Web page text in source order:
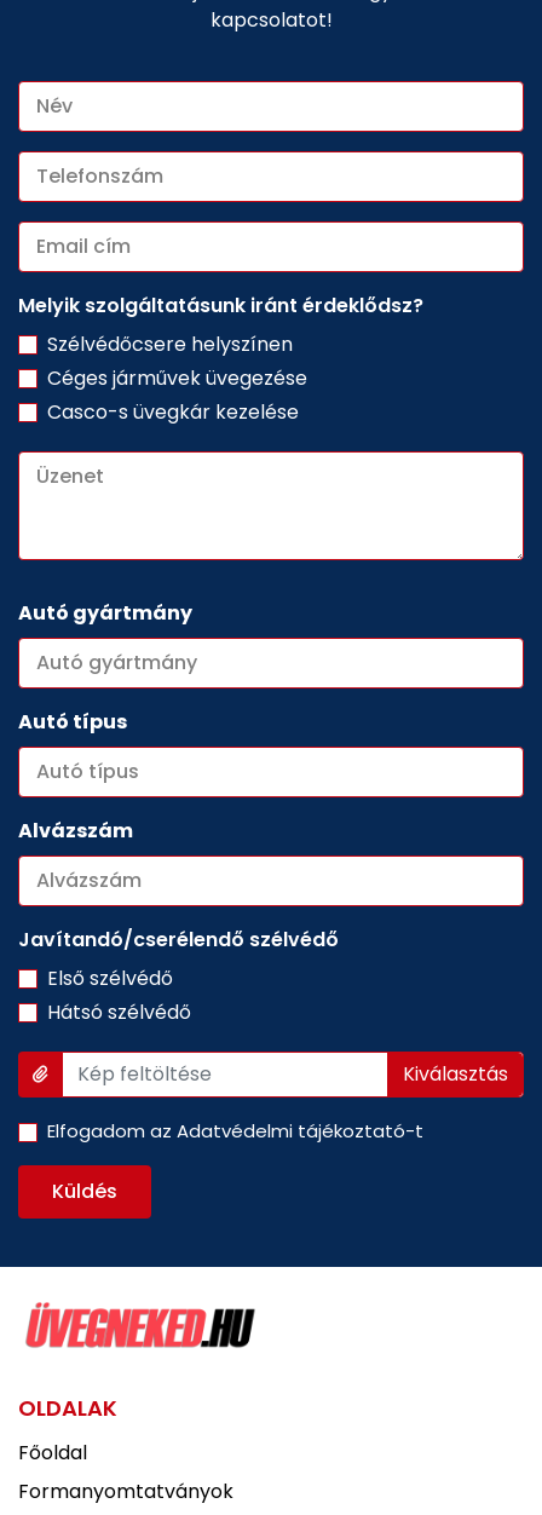
kapcsolatot!
Melyik szolgáltatásunk iránt érdeklődsz?
Szélvédőcsere helyszínen
Céges járművek üvegezése
Casco-s üvegkár kezelése
Autó gyártmány
Autó típus
Alvázszám
Javítandó/cserélendő szélvédő
Első szélvédő
Hátsó szélvédő
Kép feltöltése
Elfogadom az Adatvédelmi tájékoztató-t
Küldés
OLDALAK
Főoldal
Formanyomtatványok